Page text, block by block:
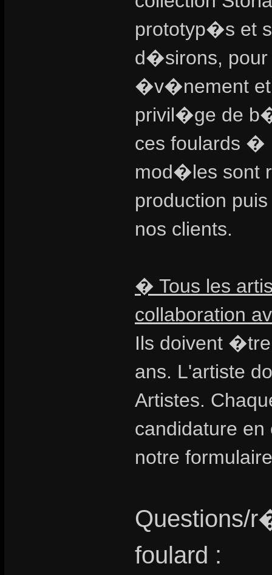
prototyp�s et
d�sirons, pour
�v�nement et
privil�ge de
ces foulards �
mod�les sont
production
nos clients.
� Tous les
collaboration
Ils doivent
ans. L'artiste
Artistes.
candidature
notre
Questions/
foulard :